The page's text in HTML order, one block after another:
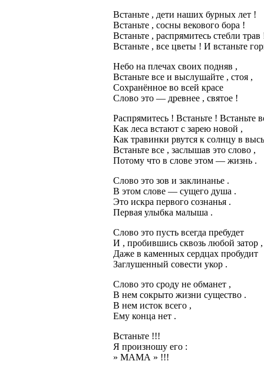
Встаньте , дети наших бурных лет !
Встаньте , сосны векового бора !
Встаньте , распрямитесь стебли трав
Встаньте , все цветы ! И встаньте
Небо на плечах своих подняв ,
Встаньте все и выслушайте , стоя ,
Сохранённое во всей красе
Слово это — древнее , святое !
Распрямитесь ! Встаньте ! Встаньте
Как леса встают с зарею новой ,
Как травинки рвутся к солнцу в
Встаньте все , заслышав это слово ,
Потому что в слове этом — жизнь .
Слово это зов и заклинанье .
В этом слове — сущего душа .
Это искра первого сознанья .
Первая улыбка малыша .
Слово это пусть всегда пребудет
И , пробившись сквозь любой затор ,
Даже в каменных сердцах пробудит
Заглушенный совести укор .
Слово это сроду не обманет ,
В нем сокрыто жизни существо .
В нем исток всего ,
Ему конца нет .
Встаньте !!!
Я произношу его :
» МАМА » !!!